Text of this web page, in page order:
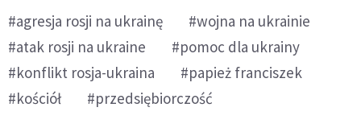
#agresja rosji na ukrainę
#wojna na ukrainie
#atak rosji na ukraine
#pomoc dla ukrainy
#konflikt rosja-ukraina
#papież franciszek
#kościół
#przedsiębiorczość